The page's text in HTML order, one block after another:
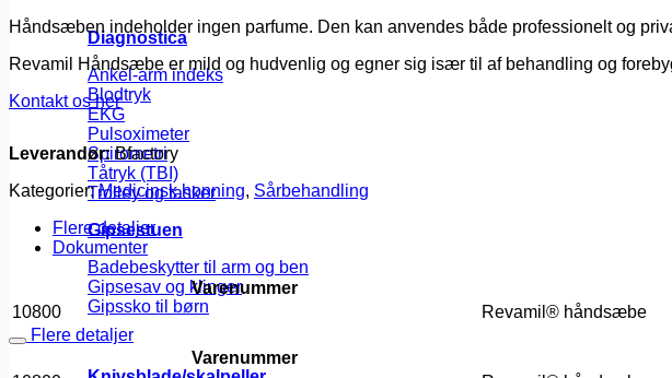
Diagnostica
Ankel-arm indeks
Blodtryk
EKG
Pulsoximeter
Spirometri
Tåtryk (TBI)
Trolley og tasker
Gipsestuen
Badebeskytter til arm og ben
Gipsesav og klinger
Gipssko til børn
Håndsæben indeholder ingen parfume. Den kan anvendes både professionelt og
Revamil Håndsæbe er mild og hudvenlig og egner sig især til af behandling og
Kontakt os her
Leverandør:Bfactory
Kategorier:Medicinsk honning, Sårbehandling
Flere detaljer
Dokumenter
Varenummer
10800
Revamil® håndsæbe
Flere detaljer
Varenummer